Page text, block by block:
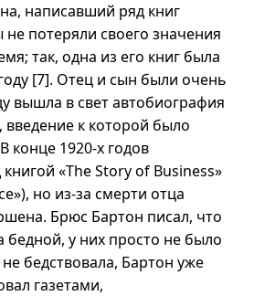
написавший ряд книг
потеряли своего значения
так, одна из его книг была
[7]. Отец и сын были очень
вышла в свет автобиография
к которой было
конце 1920-х годов
«The Story of Business»
но из-за смерти отца
Брюс Бартон писал, что
бедной, у них просто не было
бедствовала, Бартон уже
газетами,